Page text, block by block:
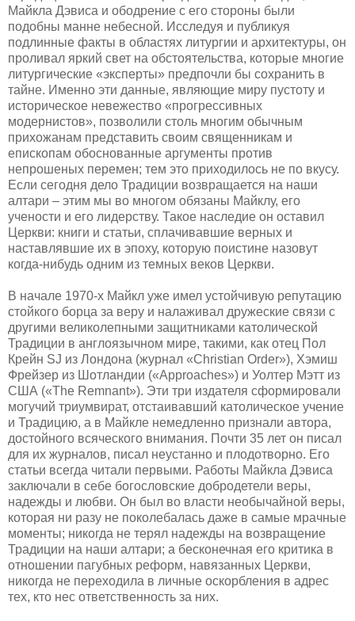
Майкла Дэвиса и ободрение с его стороны были
подобны манне небесной. Исследуя и публикуя
подлинные факты в областях литургии и архитектуры, он
проливал яркий свет на обстоятельства, которые многие
литургические «эксперты» предпочли бы сохранить в
тайне. Именно эти данные, являющие миру пустоту и
историческое невежество «прогрессивных
модернистов», позволили столь многим обычным
прихожанам представить своим священникам и
епископам обоснованные аргументы против
непрошеных перемен; тем это приходилось не по вкусу.
Если сегодня дело Традиции возвращается на наши
алтари – этим мы во многом обязаны Майклу, его
учености и его лидерству. Такое наследие он оставил
Церкви: книги и статьи, сплачивавшие верных и
наставлявшие их в эпоху, которую поистине назовут
когда-нибудь одним из темных веков Церкви.
В начале 1970-х Майкл уже имел устойчивую репутацию
стойкого борца за веру и налаживал дружеские связи с
другими великолепными защитниками католической
Традиции в англоязычном мире, такими, как отец Пол
Крейн SJ из Лондона (журнал «Christian Order»), Хэмиш
Фрейзер из Шотландии («Approaches») и Уолтер Мэтт из
США («The Remnant»). Эти три издателя сформировали
могучий триумвират, отстаивавший католическое учение
и Традицию, а в Майкле немедленно признали автора,
достойного всяческого внимания. Почти 35 лет он писал
для их журналов, писал неустанно и плодотворно. Его
статьи всегда читали первыми. Работы Майкла Дэвиса
заключали в себе богословские добродетели веры,
надежды и любви. Он был во власти необычайной веры,
которая ни разу не поколебалась даже в самые мрачные
моменты; никогда не терял надежды на возвращение
Традиции на наши алтари; а бесконечная его критика в
отношении пагубных реформ, навязанных Церкви,
никогда не переходила в личные оскорбления в адрес
тех, кто нес ответственность за них.